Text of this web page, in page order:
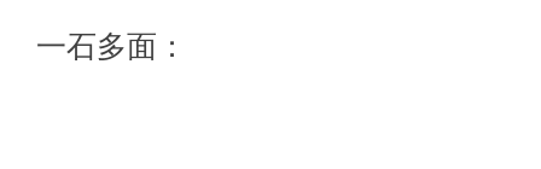
一石多面：